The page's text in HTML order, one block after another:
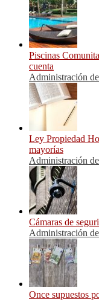
Piscinas
cuenta
Administración
Ley Propiedad
mayorías
Administración
Cámaras de
Administración
Once supuestos